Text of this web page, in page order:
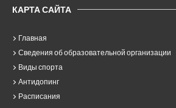
КАРТА САЙТА
Главная
Сведения об образовательной организации
Виды спорта
Антидопинг
Расписания